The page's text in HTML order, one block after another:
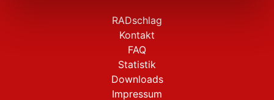
RADschlag
Kontakt
FAQ
Statistik
Downloads
Impressum